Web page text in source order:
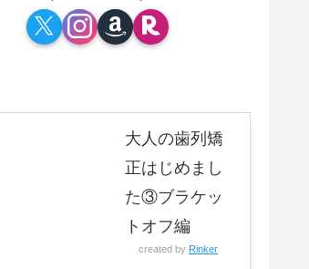
大人の歯列矯
正はじめまし
た③ブラケッ
トオフ編
created by Rinker